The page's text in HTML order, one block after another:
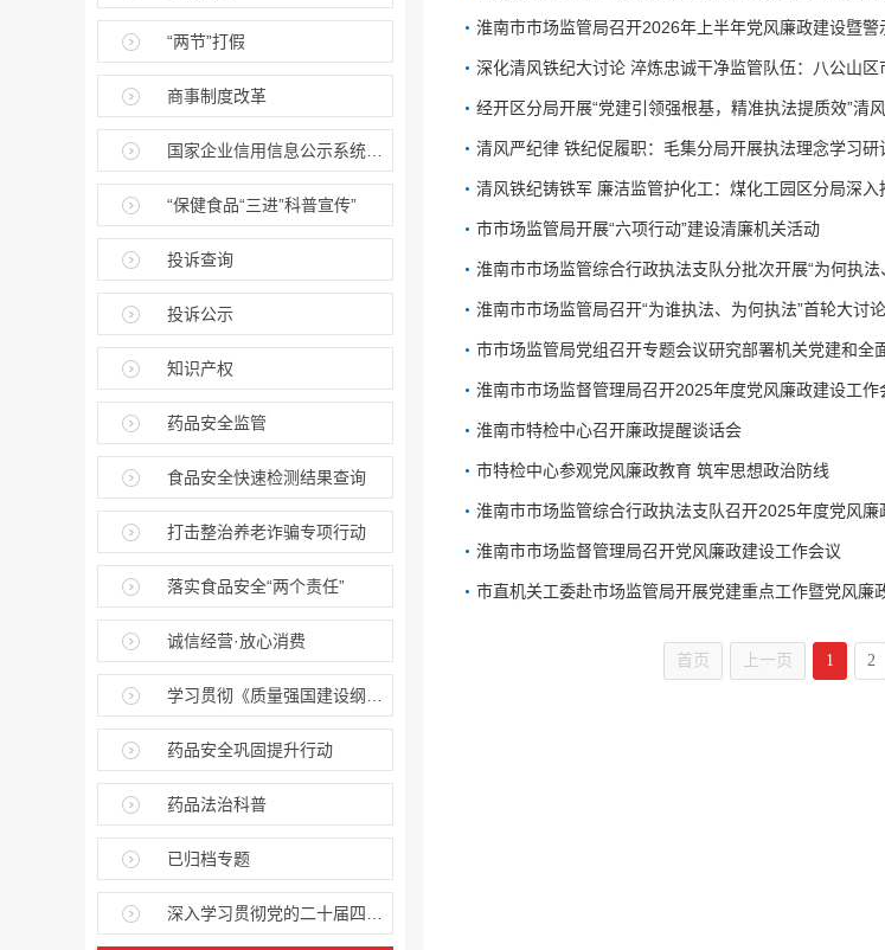
“两节”打假
商事制度改革
“保健食品“三进”科普宣传”
投诉查询
投诉公示
知识产权
药品安全监管
食品安全快速检测结果查询
打击整治养老诈骗专项行动
落实食品安全“两个责任”
诚信经营·放心消费
药品安全巩固提升行动
药品法治科普
已归档专题
淮南市市场监管局召开2026年上半年党风廉政建设暨警
深化清风铁纪大讨论 淬炼忠诚干净监管队伍：八公山
经开区分局开展“党建引领强根基，精准执法提质效”清
清风严纪律 铁纪促履职：毛集分局开展执法理念学习研
清风铁纪铸铁军 廉洁监管护化工：煤化工园区分局深入
市市场监管局开展“六项行动”建设清廉机关活动
淮南市市场监管综合行政执法支队分批次开展“为何执
淮南市市场监管局召开“为谁执法、为何执法”首轮大讨论
市市场监管局党组召开专题会议研究部署机关党建和全
淮南市市场监督管理局召开2025年度党风廉政建设工作
淮南市特检中心召开廉政提醒谈话会
市特检中心参观党风廉政教育 筑牢思想政治防线
淮南市市场监管综合行政执法支队召开2025年度党风廉
淮南市市场监督管理局召开党风廉政建设工作会议
市直机关工委赴市场监管局开展党建重点工作暨党风廉
首页 上一页 1 2